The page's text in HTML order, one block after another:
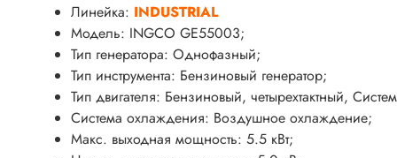
Линейка: INDUSTRIAL
Модель: INGCO GE55003;
Тип генератора: Однофазный;
Тип инструмента: Бензиновый генератор;
Тип двигателя: Бензиновый, четырехтактный,
Система охлаждения: Воздушное охлаждение;
Макс. выходная мощность: 5.5 кВт;